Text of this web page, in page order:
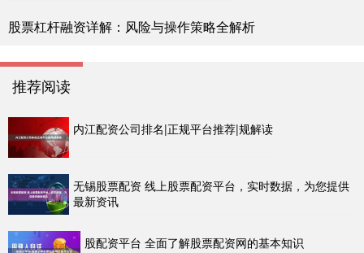
股票杠杆融资详解：风险与操作策略全解析
推荐阅读
内江配资公司排名|正规平台推荐|规解读
无锡股票配资 线上股票配资平台，实时数据，为您提供
最新资讯
股配资平台 全面了解股票配资网的基本知识